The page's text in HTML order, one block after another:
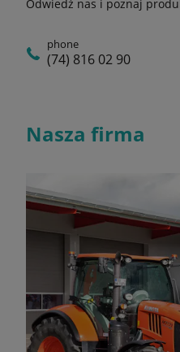
Odwiedź nas i poznaj
phone
(74) 816 02 90
Nasza firma